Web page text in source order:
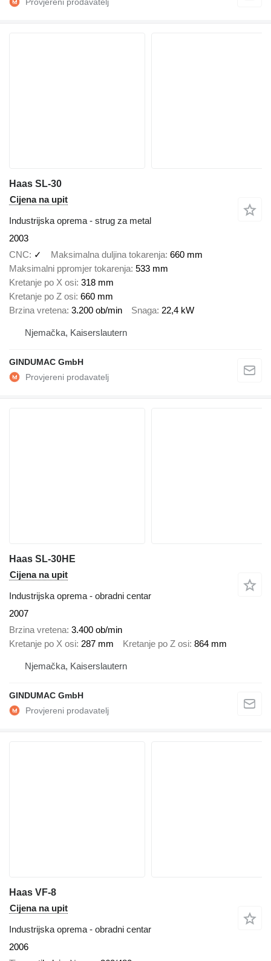
Haas SL-30
Cijena na upit
Industrijska oprema - strug za metal
2003
CNC
✓ Maksimalna duljina tokarenja 660 mm
Maksimalni ppromjer tokarenja 533 mm
Kretanje po X osi 318 mm
Kretanje po Z osi 660 mm
Brzina vretena 3.200 ob/min Snaga 22,4 kW
Njemačka, Kaiserslautern
GINDUMAC GmbH
Haas SL-30HE
Cijena na upit
Industrijska oprema - obradni centar
2007
Brzina vretena 3.400 ob/min
Kretanje po X osi 287 mm Kretanje po Z osi 864 mm
Njemačka, Kaiserslautern
GINDUMAC GmbH
Haas VF-8
Cijena na upit
Industrijska oprema - obradni centar
2006